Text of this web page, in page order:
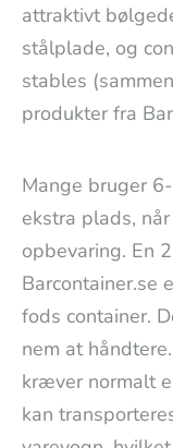
attraktivt
stålplade, og
stables
produkter fra
Mange bruger
ekstra plads,
opbevaring. En
Barcontainer.se
fods container.
nem at
kræver normalt
kan